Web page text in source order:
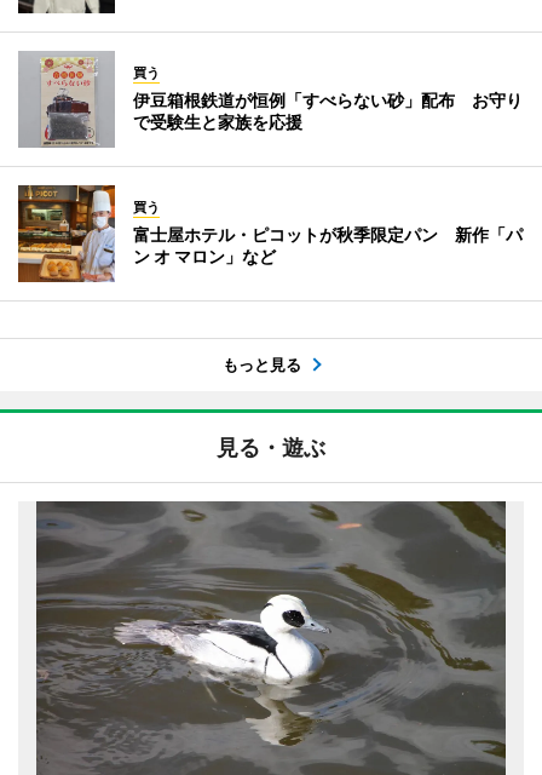
買う
伊豆箱根鉄道が恒例「すべらない砂」配布 お守り
で受験生と家族を応援
買う
富士屋ホテル・ピコットが秋季限定パン 新作「パ
ン オ マロン」など
もっと見る
見る・遊ぶ